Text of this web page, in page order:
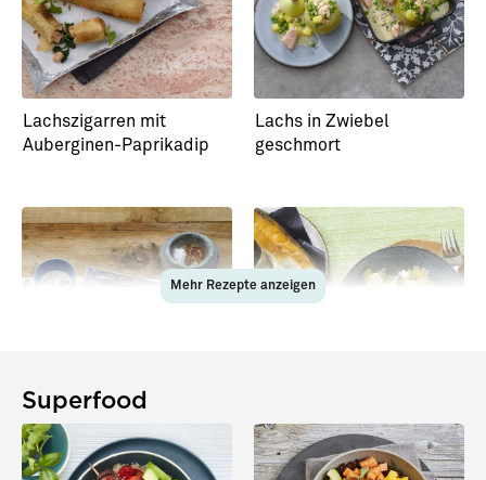
Lachszigarren mit
Auberginen-Paprikadip
Lachs in Zwiebel
geschmort
Arabischer Brotsalat mit
Garnelen
Geräucherter Heilbutt auf
Spargel-Risotto
Mehr Rezepte anzeigen
Superfood